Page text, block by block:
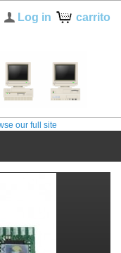
carrito
Log in
our full site